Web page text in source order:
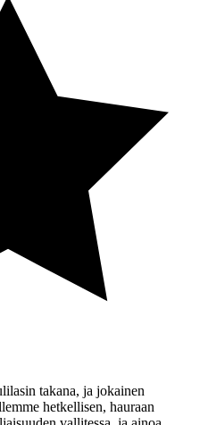
takana, ja jokainen
hetkellisen, hauraan